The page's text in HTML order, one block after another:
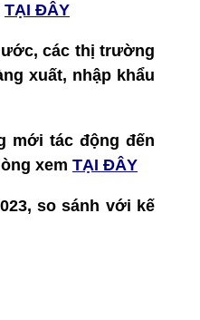
TẠI ĐÂY
các thị trường
xuất, nhập khẩu
mới tác động đến
xem TẠI ĐÂY
so sánh với kế